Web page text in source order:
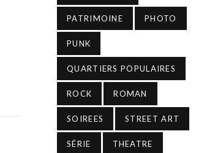
PATRIMOINE PHOTO
PUNK
QUARTIERS POPULAIRES
ROCK ROMAN
SOIREES STREET ART
SÉRIE THEATRE